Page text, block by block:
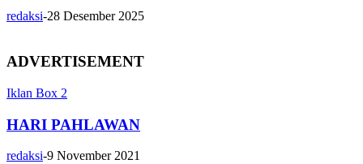
redaksi-28 Desember 2025
ADVERTISEMENT
Iklan Box 2
HARI PAHLAWAN
redaksi-9 November 2021